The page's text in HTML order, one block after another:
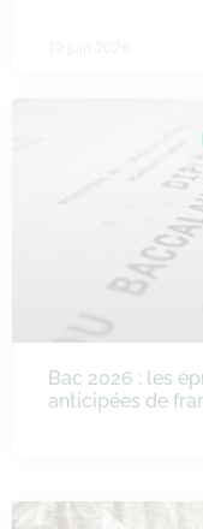
Bac 2026 : les
anticipées de